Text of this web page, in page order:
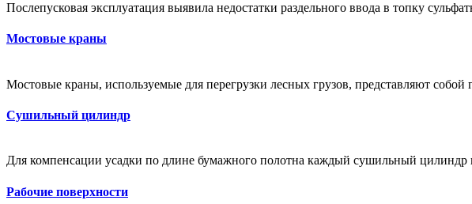
Послепусковая эксплуатация выявила недостатки раздельного ввода в топку
Мостовые краны
Мостовые краны, используемые для перегрузки лесных грузов, представляют
Сушильный цилиндр
Для компенсации усадки по длине бумажного полотна каждый сушильный цилиндр
Рабочие поверхности